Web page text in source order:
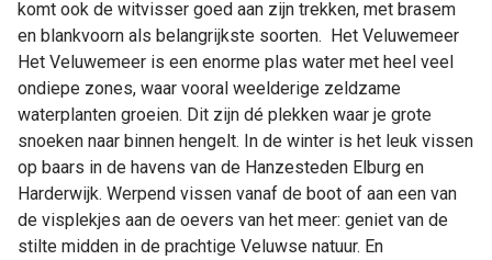
komt ook de witvisser goed aan zijn trekken, met brasem
en blankvoorn als belangrijkste soorten. Het Veluwemeer
Het Veluwemeer is een enorme plas water met heel veel
ondiepe zones, waar vooral weelderige zeldzame
waterplanten groeien. Dit zijn dé plekken waar je grote
snoeken naar binnen hengelt. In de winter is het leuk vissen
op baars in de havens van de Hanzesteden Elburg en
Harderwijk. Werpend vissen vanaf de boot of aan een van
de visplekjes aan de oevers van het meer: geniet van de
stilte midden in de prachtige Veluwse natuur. En